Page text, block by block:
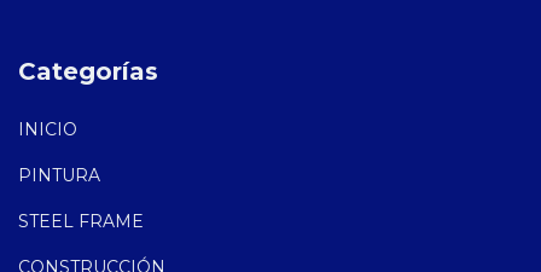
Categorías
INICIO
PINTURA
STEEL FRAME
CONSTRUCCIÓN